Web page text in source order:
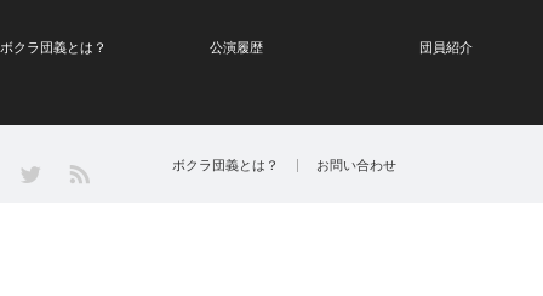
ボクラ団義とは？ 公演履歴 団員紹介
Twitter ボクラ団義とは？ お問い合わせ